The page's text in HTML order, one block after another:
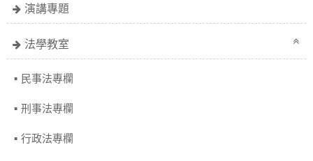
演講專題
法學教室
民事法專欄
刑事法專欄
行政法專欄